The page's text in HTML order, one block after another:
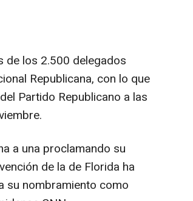
de los 2.500 delegados
Republicana, con lo que
Partido Republicano a las
a una proclamando su
de la de Florida ha
su nombramiento como